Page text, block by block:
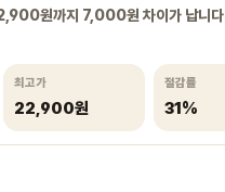
원까지 7,000원 차이가 납니다.
최고가
22,900원
절감률
31%